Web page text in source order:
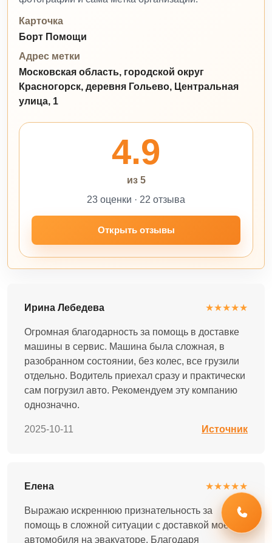
Карточка
Борт Помощи
Адрес метки
Московская область, городской округ
Красногорск, деревня Гольево, Центральная
улица, 1
4.9
из 5
23 оценки · 22 отзыва
Открыть отзывы
Ирина Лебедева ★★★★★
Огромная благодарность за помощь в доставке
машины в сервис. Машина была сложная, в
разобранном состоянии, без колес, все грузили
отдельно. Водитель приехал сразу и практически
сам погрузил авто. Рекомендуем эту компанию
однозначно.
2025-10-11 Источник
Елена ★★★★★
Выражаю искреннюю признательность за
помощь в сложной ситуации с доставкой моего
автомобиля на эвакуаторе. Благодаря